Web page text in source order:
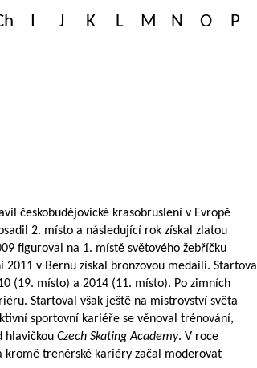
I J K L M N O P
českobudějovické krasobruslení v Evropě
2. místo a následující rok získal zlatou
figuroval na 1. místě světového žebříčku
v Bernu získal bronzovou medaili. Startoval
(19. místo) a 2014 (11. místo). Po zimních
Startoval však ještě na mistrovství světa
sportovní kariéře se věnoval trénování,
hlavičkou Czech Skating Academy. V roce
kromě trenérské kariéry začal moderovat